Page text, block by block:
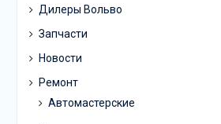
Дилеры Вольво
Запчасти
Новости
Ремонт
Автомастерские